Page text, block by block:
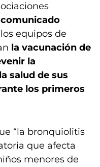
comunicado
equipos de
la vacunación de
la
salud de sus
los primeros
“la bronquiolitis
que afecta
menores de